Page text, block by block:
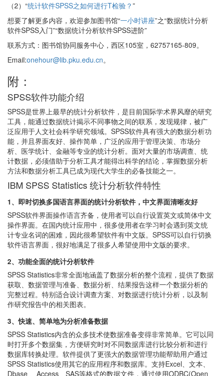
（2）“统计软件SPSS之如何进行T检验？”
想要了解更多内容，欢迎参加图书馆“一小时讲座”之“数据统计分析
软件SPSS入门”“数据统计分析软件SPSS进阶”
联系方式：图书馆协同服务中心，西区105室，62757165-809。
Email:onehour@lib.pku.edu.cn。
附：
SPSS软件功能介绍
SPSS是世界上最早的统计分析软件，是目前国际学术界风靡的研究
工具，能通过数据统计揭示不同事物之间的联系，发现规律，被广
泛应用于人文社会科学研究领域。SPSS软件具有强大的数据分析功
能，并且界面友好、操作简单，广泛的应用于管理决策、市场分
析、医学统计、金融等专业的统计分析。面对大量的市场调查、统
计数据，必须借助于分析工具才能得出科学的结论，掌握数据分析
方法和数据分析工具已成为现代大学生的必备技能之一。
IBM SPSS Statistics 统计分析软件特性
1、即时切换多国语言界面的统计分析软件，中文界面清晰友好
SPSS软件界面操作语言齐备，使用者可以自行设置英文或简体中文
操作界面。在国内统计应用中，很多使用者在学习时会遇到英文统
计专业名词的困难，因此很希望软件有中文版。SPSS可以自行切换
软件语言界面，很好地满足了很多人希望使用中文版的要求。
2、功能全面的统计分析软件
SPSS Statistics非常全面地涵盖了数据分析的整个流程，提供了数据
获取、数据管理与准备、数据分析、结果报告这样一个数据分析的
完整过程。特别适合设计调查方案、对数据进行统计分析，以及制
作研究报告中的相关图表。
3、快速、简单地为分析准备数据
SPSS Statistics内含的众多技术使数据准备变得非常简单。它可以同
时打开多个数据集，方便研究时对不同数据库进行比较分析和进行
数据库转换处理。软件提供了更强大的数据管理功能帮助用户通过
SPSS Statistics使用其它的应用程序和数据库。支持Excel、文本、
Dbase 、Access、SAS等格式的数据文件，通过使用ODBC(Open